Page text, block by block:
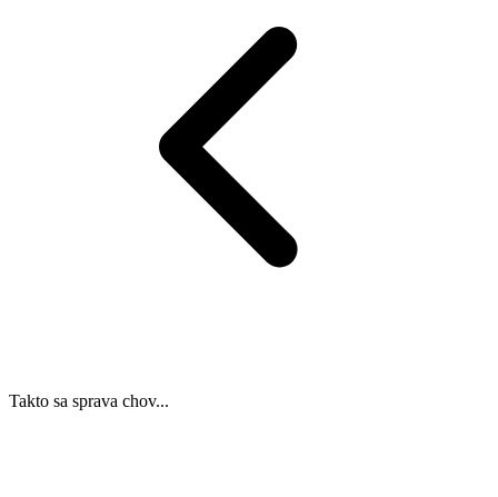
Takto sa sprava chov...